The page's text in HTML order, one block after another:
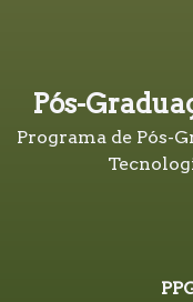
Pós-
Programa de Pós-